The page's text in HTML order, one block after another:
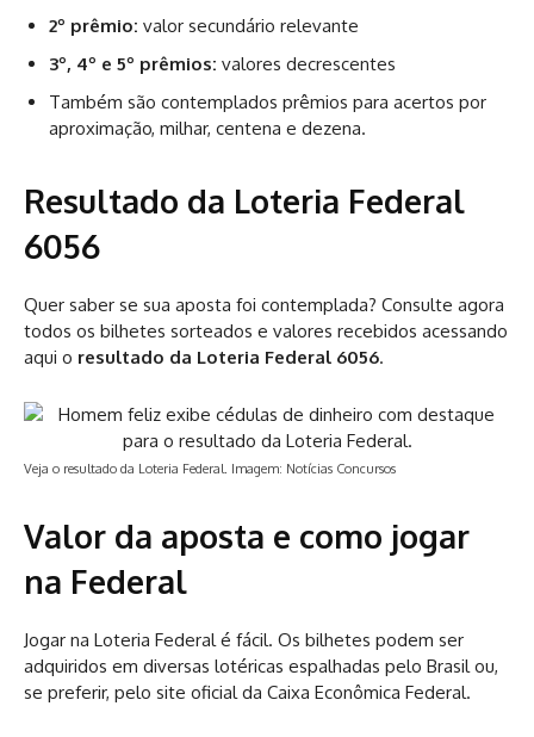
2º prêmio: valor secundário relevante
3º, 4º e 5º prêmios: valores decrescentes
Também são contemplados prêmios para acertos por
aproximação, milhar, centena e dezena.
Resultado da Loteria Federal
6056
Quer saber se sua aposta foi contemplada? Consulte agora
todos os bilhetes sorteados e valores recebidos acessando
aqui o resultado da Loteria Federal 6056.
Veja o resultado da Loteria Federal. Imagem: Notícias Concursos
Valor da aposta e como jogar
na Federal
Jogar na Loteria Federal é fácil. Os bilhetes podem ser
adquiridos em diversas lotéricas espalhadas pelo Brasil ou,
se preferir, pelo site oficial da Caixa Econômica Federal.